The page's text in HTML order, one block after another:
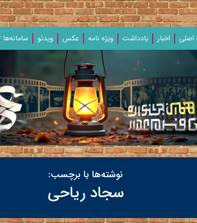
اخبار یادداشت‌ ویژه‌ نامه‌ عکس ویدئو سامانه‌ها
نوشته‌ها با برچسب:
سجاد ریاحی